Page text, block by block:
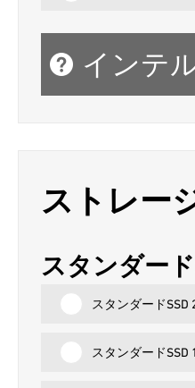
インテ
ストレー
スタンダー
スタンダードSSD
スタンダードSSD